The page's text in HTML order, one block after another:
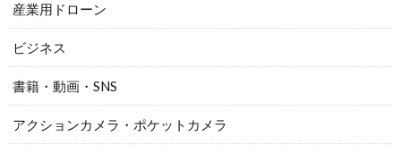
産業用ドローン
ビジネス
書籍・動画・SNS
アクションカメラ・ポケットカメラ